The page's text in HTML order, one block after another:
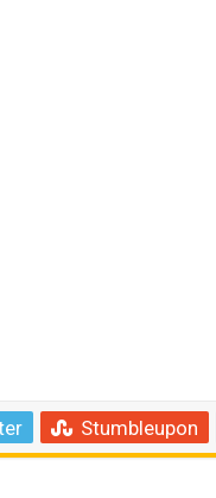
Stumbleupon